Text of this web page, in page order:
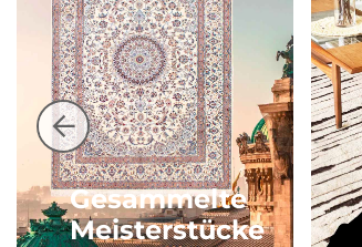
Gesammelte
Meisterstücke